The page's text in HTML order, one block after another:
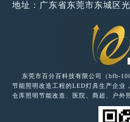
地址：广东省东莞市东城区
东莞市百分百科技有限公司（bfb-
节能照明改造工程的LED灯具生产企业
仓库照明节能改造、医院、商超、户外